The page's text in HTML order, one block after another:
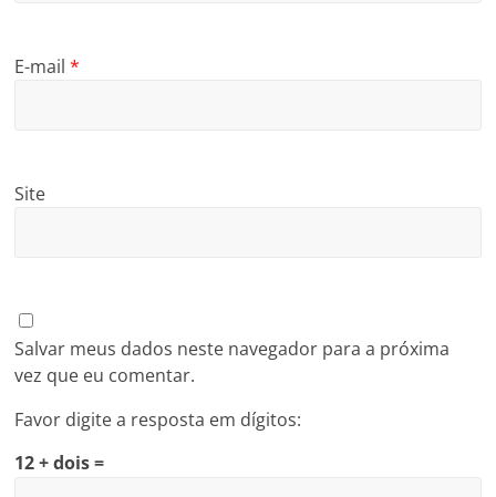
E-mail*
Site
Salvar meus dados neste navegador para a próxima
vez que eu comentar.
Favor digite a resposta em dígitos:
12 + dois =